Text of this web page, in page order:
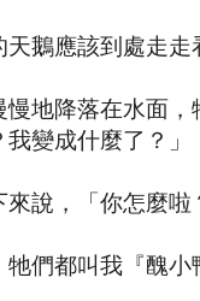
天鵝應該到處走走
地降落在水面
變成什麼了？」
說，「你怎麼
牠們都叫我『醜小